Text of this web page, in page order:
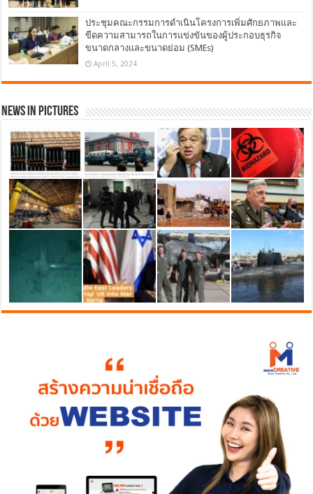
ประชุมคณะกรรมการดำเนินโครงการเพิ่มศักยภาพและ
ขีดความสามารถในการแข่งขันของผู้ประกอบธุรกิจ
ขนาดกลางและขนาดย่อม (SMEs)
April 5, 2024
News in Pictures